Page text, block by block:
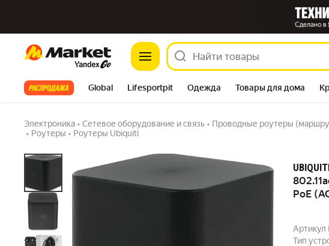
Market
Все хиты Global Lifesportpit Одежда Товары для дома
Электроника • Сетевое оборудование и связь • Проводные роутеры
• Роутеры • Роутеры Ubiquiti
UBIQUITI
PoE
Артикул
Тип
Маршрутизатор Ubiquiti AirCube ACB-AC, 802.11ac, 2,4/5
4x10/100/1000, PoE (ACB-AC-EU)